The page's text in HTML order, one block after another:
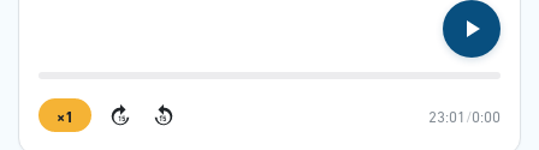
0:00
/
23:01
15
15
1×